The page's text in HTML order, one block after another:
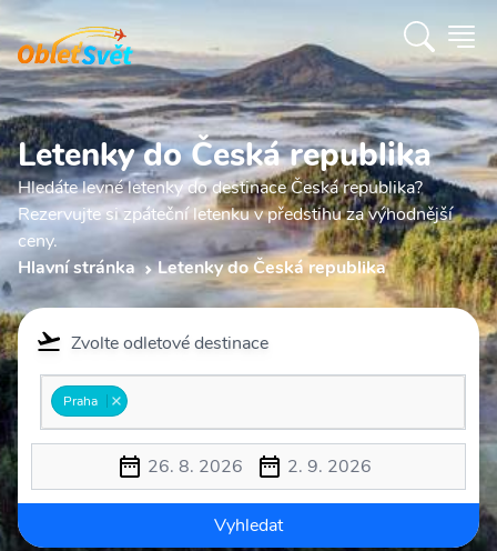
Letenky do Česká republika
Hledáte levné letenky do destinace Česká republika?
Rezervujte si zpáteční letenku v předstihu za výhodnější
ceny.
Hlavní stránka
Letenky do Česká republika
Zvolte odletové destinace
Praha
26. 8. 2026 2. 9. 2026
Vyhledat